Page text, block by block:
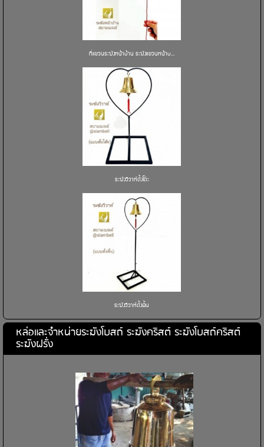
ที่แขวนระฆังหน้าบ้าน ระฆังแขวนหน้าบ...
ระฆังวิวาห์ตั้งโต๊ะ
ระฆังวิวาห์ตั้งพื้น
หล่อและจำหน่ายระฆังโบสถ์ ระฆังคริสต์ ระฆังโบสถ์คริสต์
ระฆังฝรั่ง